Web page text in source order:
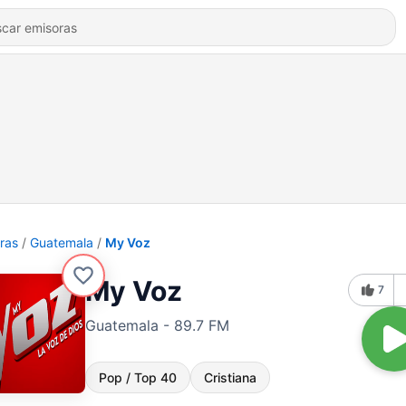
Guatemala My Voz
My Voz
Guatemala - 89.7 FM
Pop / Top 40 Cristiana
7